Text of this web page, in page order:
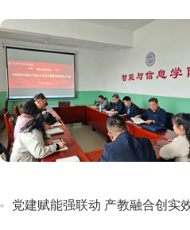
党建赋能强联动 产教融合创实